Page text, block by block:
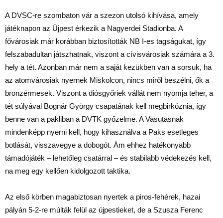
A DVSC-re szombaton vár a szezon utolsó kihívása, amely
játéknapon az Újpest érkezik a Nagyerdei Stadionba. A
fővárosiak már korábban biztosították NB I-es tagságukat, így
felszabadultan játszhatnak, viszont a cívisvárosiak számára a 3.
hely a tét. Azonban már nem a saját kezükben van a sorsuk, ha
az atomvárosiak nyernek Miskolcon, nincs miről beszélni, ők a
bronzérmesek. Viszont a diósgyőriek vállát nem nyomja teher, a
tét súlyával Bognár György csapatának kell megbirkóznia, így
benne van a pakliban a DVTK győzelme. A Vasutasnak
mindenképp nyerni kell, hogy kihasználva a Paks esetleges
botlását, visszavegye a dobogót. Ám ehhez hatékonyabb
támadójáték – lehetőleg csatárral – és stabilabb védekezés kell,
na meg egy kellően kidolgozott taktika.
Az első körben magabiztosan nyertek a piros-fehérek, hazai
pályán 5-2-re múlták felül az újpestieket, de a Szusza Ferenc